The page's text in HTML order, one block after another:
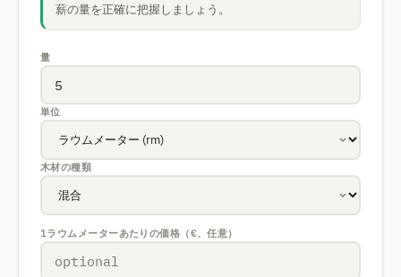
薪の量を正確に把握しましょう。
量
単位
木材の種類
1ラウムメーターあたりの価格（€、任意）